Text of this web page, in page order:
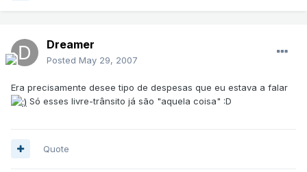
Dreamer
Posted May 29, 2007
Era precisamente desee tipo de despesas que eu estava a falar
Só esses livre-trânsito já são "aquela coisa" :D
Quote